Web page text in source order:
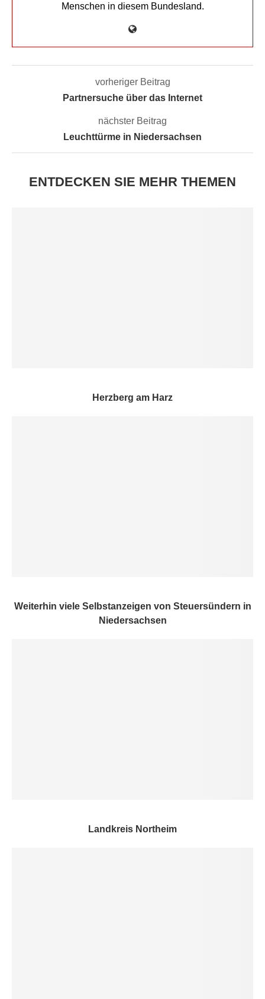
Menschen in diesem Bundesland.
vorheriger Beitrag
Partnersuche über das Internet
nächster Beitrag
Leuchttürme in Niedersachsen
ENTDECKEN SIE MEHR THEMEN
Herzberg am Harz
Weiterhin viele Selbstanzeigen von Steuersündern in
Niedersachsen
Landkreis Northeim